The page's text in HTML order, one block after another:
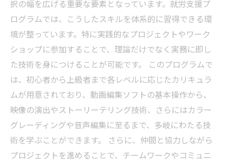
択の幅を広げる重要な要素となっています。就労支援プ
ログラムでは、こうしたスキルを体系的に習得できる環
境が整っています。特に実践的なプロジェクトやワーク
ショップに参加することで、理論だけでなく実務に即し
た技術を身につけることが可能です。 このプログラムで
は、初心者から上級者まで各レベルに応じたカリキュラ
ムが用意されており、動画編集ソフトの基本操作から、
映像の演出やストーリーテリング技術、さらにはカラー
グレーディングや音声編集に至るまで、多岐にわたる技
術を学ぶことができます。 さらに、仲間と協力しながら
プロジェクトを進めることで、チームワークやコミュニ